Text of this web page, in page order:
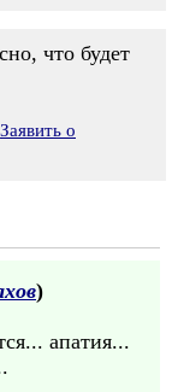
что будет
Заявить о
)
апатия...